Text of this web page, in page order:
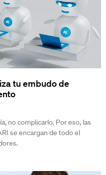
tu embudo de
no complicarlo. Por eso, las
se encargan de todo el